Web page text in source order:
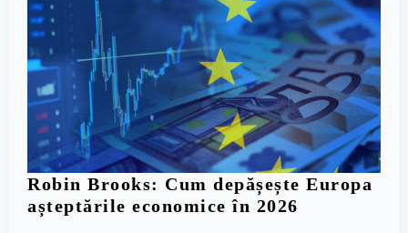
Robin Brooks: Cum depășește Europa
așteptările economice în 2026